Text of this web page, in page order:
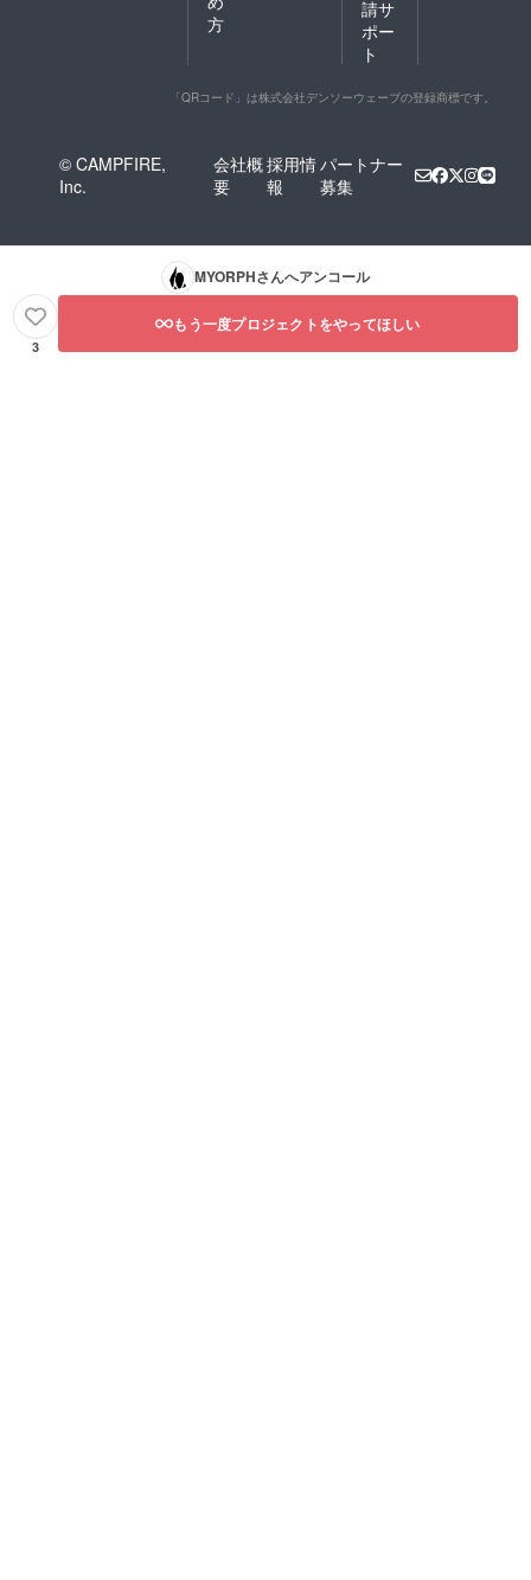
方
請サ
ポー
ト
「QRコード」は株式会社デンソーウェーブの登録商標です。
© CAMPFIRE,
Inc.
会社概
要
採用情
報
パートナー
募集
MYORPHさんへアンコール
3
もう一度プロジェクトをやってほしい